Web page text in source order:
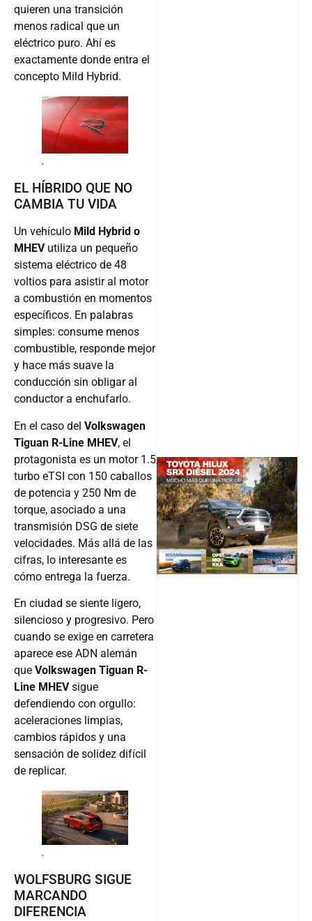
quieren una transición
menos radical que un
eléctrico puro. Ahí es
exactamente donde entra el
concepto Mild Hybrid.
.
EL HÍBRIDO QUE NO
CAMBIA TU VIDA
Un vehículo Mild Hybrid o
MHEVutiliza un pequeño
sistema eléctrico de 48
voltios para asistir al motor
a combustión en momentos
específicos. En palabras
simples: consume menos
combustible, responde mejor
y hace más suave la
conducción sin obligar al
conductor a enchufarlo.
En el caso del Volkswagen
Tiguan R-Line MHEV, el
protagonista es un motor 1.5
turbo eTSI con 150 caballos
de potencia y 250 Nm de
torque, asociado a una
transmisión DSG de siete
velocidades. Más allá de las
cifras, lo interesante es
cómo entrega la fuerza.
En ciudad se siente ligero,
silencioso y progresivo. Pero
cuando se exige en carretera
aparece ese ADN alemán
que Volkswagen Tiguan R-
Line MHEVsigue
defendiendo con orgullo:
aceleraciones limpias,
cambios rápidos y una
sensación de solidez difícil
de replicar.
.
WOLFSBURG SIGUE
MARCANDO
DIFERENCIA
Follow